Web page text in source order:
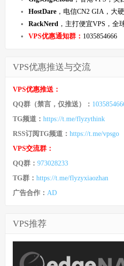
HostDare ，电信CN2 GIA，大
RackNerd ，主打便宜VPS，全
VPS优惠通知群： 1035854666
VPS优惠推送与交流
VPS优惠推送：
QQ群（禁言，仅推送）：
TG频道： https://t.me/flyzythink
RSS订阅TG频道： https://t.me/vpsgo
VPS交流群：
QQ群： 973028233
TG群： https://t.me/flyzyxiaozhan
广告合作： AD
VPS推荐